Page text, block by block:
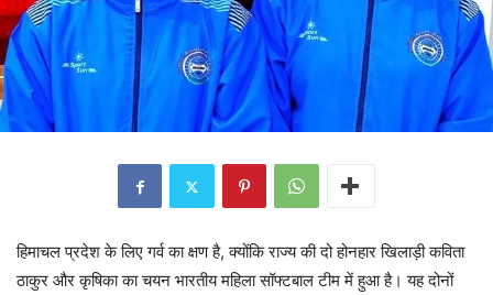
हिमाचल प्रदेश के लिए गर्व का क्षण है, क्योंकि राज्य की दो होनहार खिलाड़ी कविता
ठाकुर और कृषिका का चयन भारतीय महिला सॉफ्टबाल टीम में हुआ है। यह दोनों